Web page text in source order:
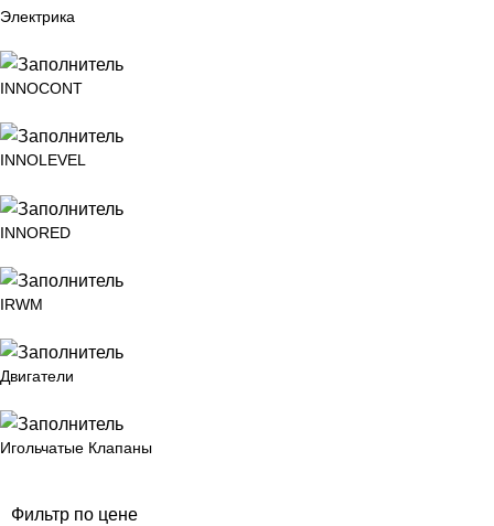
Электрика
INNOCONT
INNOLEVEL
INNORED
IRWM
Двигатели
Игольчатые Клапаны
Фильтр по цене